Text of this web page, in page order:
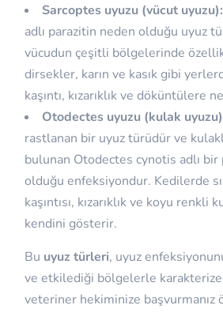
Sarcoptes uyuzu (vücut uyuzu):
adlı parazitin neden olduğu uyuz
vücudun çeşitli bölgelerinde
dirsekler, karın ve kasık gibi
kaşıntı, kızarıklık ve döküntülere
Otodectes uyuzu (kulak
rastlanan bir uyuz türüdür ve
bulunan Otodectes cynotis adlı
olduğu enfeksiyondur. Kedilerde
kaşıntısı, kızarıklık ve koyu renkli
kendini gösterir.
Bu uyuz türleri, uyuz
ve etkilediği bölgelerle
veteriner hekiminize başvurmanız